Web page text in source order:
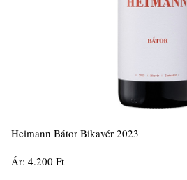
Heimann Bátor Bikavér 2023
Ár: 4.200 Ft